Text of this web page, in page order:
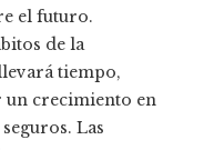
el futuro.
de la
tiempo,
un crecimiento en
Las